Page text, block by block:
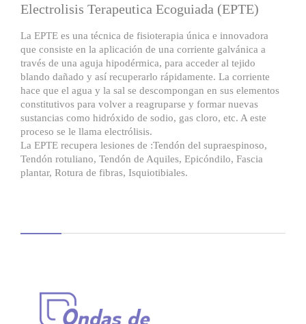
Electrolisis Terapeutica Ecoguiada (EPTE)
La EPTE es una técnica de fisioterapia única e innovadora
que consiste en la aplicación de una corriente galvánica a
través de una aguja hipodérmica, para acceder al tejido
blando dañado y así recuperarlo rápidamente. La corriente
hace que el agua y la sal se descompongan en sus elementos
constitutivos para volver a reagruparse y formar nuevas
sustancias como hidróxido de sodio, gas cloro, etc. A este
proceso se le llama electrólisis.
La EPTE recupera lesiones de :Tendón del supraespinoso,
Tendón rotuliano, Tendón de Aquiles, Epicóndilo, Fascia
plantar, Rotura de fibras, Isquiotibiales.